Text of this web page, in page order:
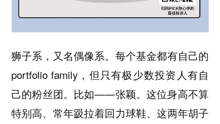
狮子系，又名偶像系。每个基金都有自己的
portfolio family，但只有极少数投资人有自
己的粉丝团。比如——张颖。这位身高不算
特别高、常年趿拉着回力球鞋、这两年胡子